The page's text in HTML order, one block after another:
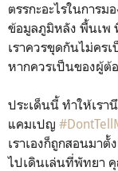
ตรรกะอะไรในการม
ข้อมูลภูมิหลัง พื้นเพ
เราควรขุดกันไม่คร
หากควรเป็นของผู้ต้
ประเด็นนี้ ทำให้เรา
แคมเปญ
เราเองก็ถูกสอนมา
ไปเดินเล่นที่พัทยา คุ